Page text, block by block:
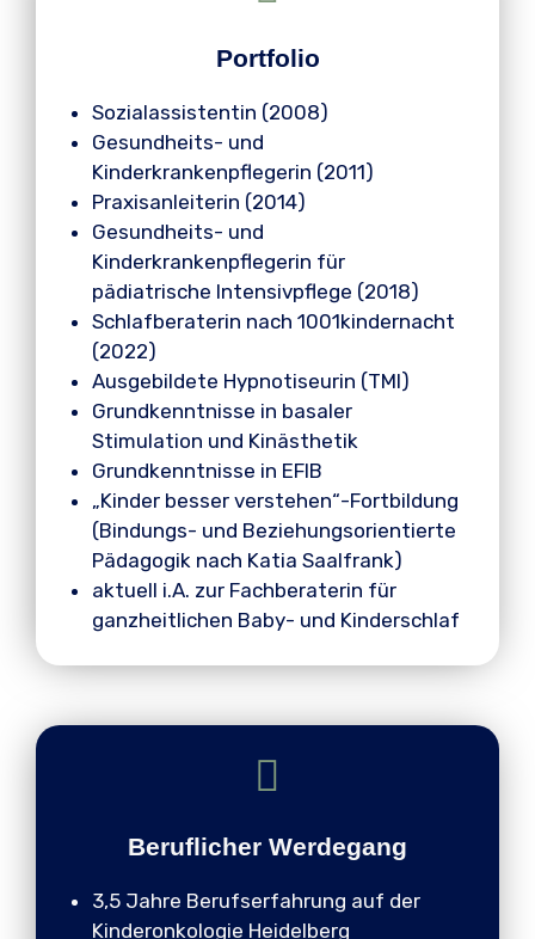
Portfolio
Sozialassistentin (2008)
Gesundheits- und
Kinderkrankenpflegerin (2011)
Praxisanleiterin (2014)
Gesundheits- und
Kinderkrankenpflegerin für
pädiatrische Intensivpflege (2018)
Schlafberaterin nach 1001kindernacht
(2022)
Ausgebildete Hypnotiseurin (TMI)
Grundkenntnisse in basaler
Stimulation und Kinästhetik
Grundkenntnisse in EFIB
„Kinder besser verstehen“-Fortbildung
(Bindungs- und Beziehungsorientierte
Pädagogik nach Katia Saalfrank)
aktuell i.A. zur Fachberaterin für
ganzheitlichen Baby- und Kinderschlaf
Beruflicher Werdegang
3,5 Jahre Berufserfahrung auf der
Kinderonkologie Heidelberg